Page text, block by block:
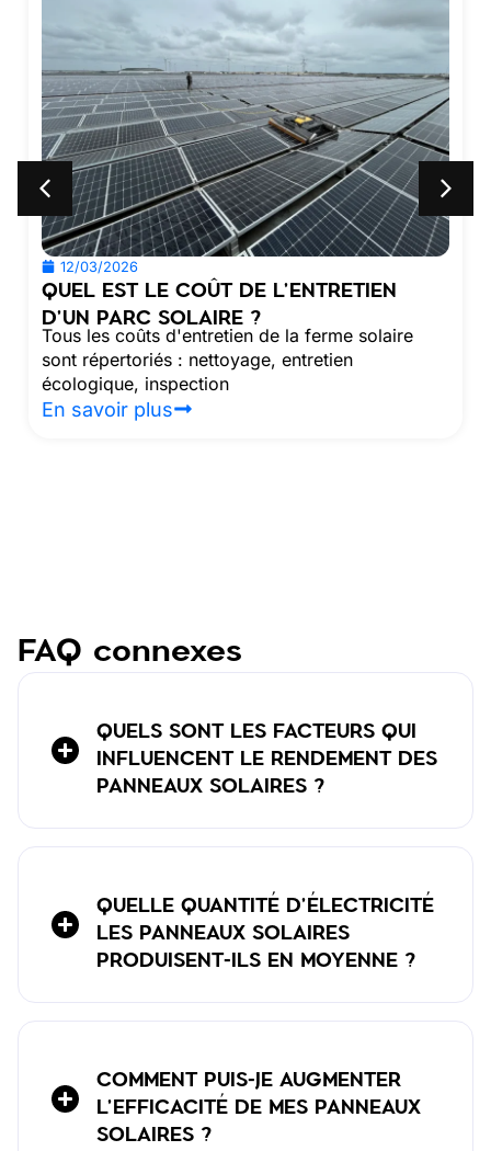
12/03/2026
QUEL EST LE COÛT DE L'ENTRETIEN
D'UN PARC SOLAIRE ?
Tous les coûts d'entretien de la ferme solaire
sont répertoriés : nettoyage, entretien
écologique, inspection
En savoir plus
FAQ connexes
QUELS SONT LES FACTEURS QUI
INFLUENCENT LE RENDEMENT DES
PANNEAUX SOLAIRES ?
QUELLE QUANTITÉ D'ÉLECTRICITÉ
LES PANNEAUX SOLAIRES
PRODUISENT-ILS EN MOYENNE ?
COMMENT PUIS-JE AUGMENTER
L'EFFICACITÉ DE MES PANNEAUX
SOLAIRES ?